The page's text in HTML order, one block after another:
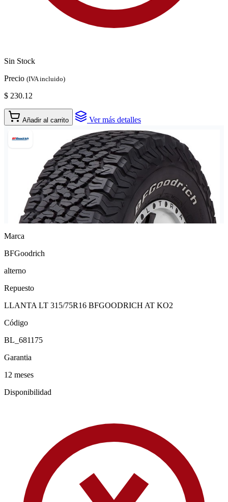
Sin Stock
Precio (IVA incluido)
$ 230.12
Añadir al carrito Ver más detalles
Marca
BFGoodrich
alterno
Repuesto
LLANTA LT 315/75R16 BFGOODRICH AT KO2
Código
BL_681175
Garantia
12 meses
Disponibilidad